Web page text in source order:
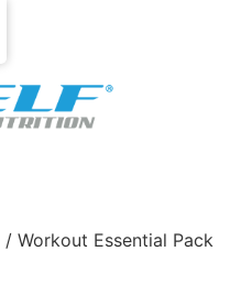
/ Workout Essential Pack